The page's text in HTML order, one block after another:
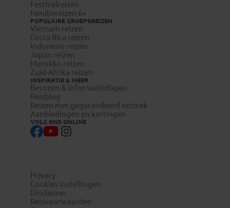
Festivalreizen
Familiereizen 6+
POPULAIRE GROEPSREIZEN
Vietnam reizen
Costa Rica reizen
Indonesie reizen
Japan reizen
Marokko reizen
Zuid-Afrika reizen
INSPIRATIE & MEER
Beurzen & informatiedagen
Reisblog
Reizen met gegarandeerd vertrek
Aanbiedingen en kortingen
VOLG ONS ONLINE
Privacy
Cookies instellingen
Disclaimer
Reisvoorwaarden